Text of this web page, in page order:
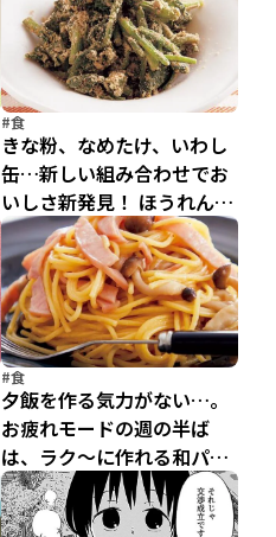
#食
きな粉、なめたけ、いわし
缶…新しい組み合わせでお
いしさ新発見！ ほうれん草
のアレンジ副菜5選
#食
夕飯を作る気力がない…。
お疲れモードの週の半ば
は、ラク～に作れる和パス
タで決まり